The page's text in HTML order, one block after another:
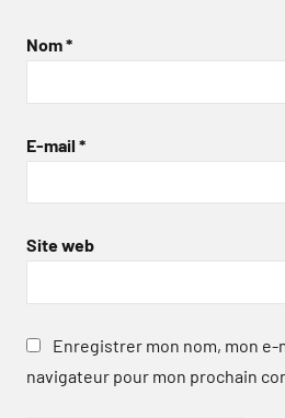
Nom*
E-mail *
Site web
Enregistrer mon nom, mon e-
navigateur pour mon prochain